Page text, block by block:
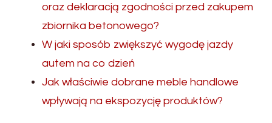
oraz deklaracją zgodności przed zakupem
zbiornika betonowego?
W jaki sposób zwiększyć wygodę jazdy
autem na co dzień
Jak właściwie dobrane meble handlowe
wpływają na ekspozycję produktów?